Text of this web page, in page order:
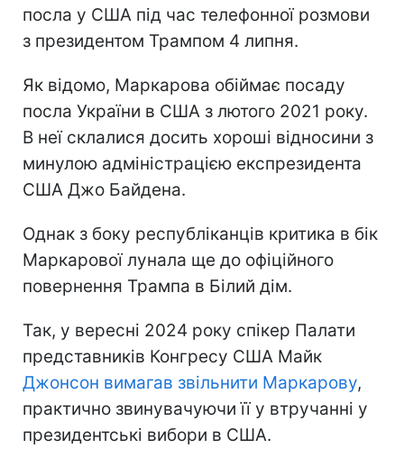
посла у США під час телефонної розмови
з президентом Трампом 4 липня.
Як відомо, Маркарова обіймає посаду
посла України в США з лютого 2021 року.
В неї склалися досить хороші відносини з
минулою адміністрацією експрезидента
США Джо Байдена.
Однак з боку республіканців критика в бік
Маркарової лунала ще до офіційного
повернення Трампа в Білий дім.
Так, у вересні 2024 року спікер Палати
представників Конгресу США Майк
Джонсон вимагав звільнити Маркарову,
практично звинувачуючи її у втручанні у
президентські вибори в США.